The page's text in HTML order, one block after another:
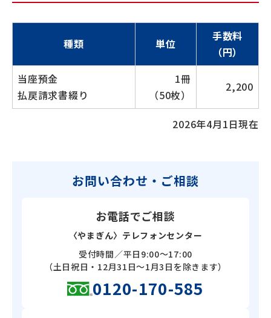
種類 単位
手数料
（円）
当座預金
払戻請求書綴り
1冊
（50枚）
2,200
2026年4月1日現在
お問い合わせ・ご相談
お電話でご相談
〈やまぎん〉テレフォンセンター
受付時間／平日9:00～17:00
（土日祝日・12月31日～1月3日を除きます）
0120-170-585